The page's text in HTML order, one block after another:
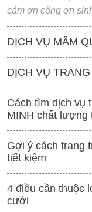
cảm ơn công ơn
DỊCH VỤ MÂM
DỊCH VỤ
Cách tìm dịch vụ
MINH chất lượng
Gợi ý cách trang
tiết kiệm
4 điều cần thuộc
cưới